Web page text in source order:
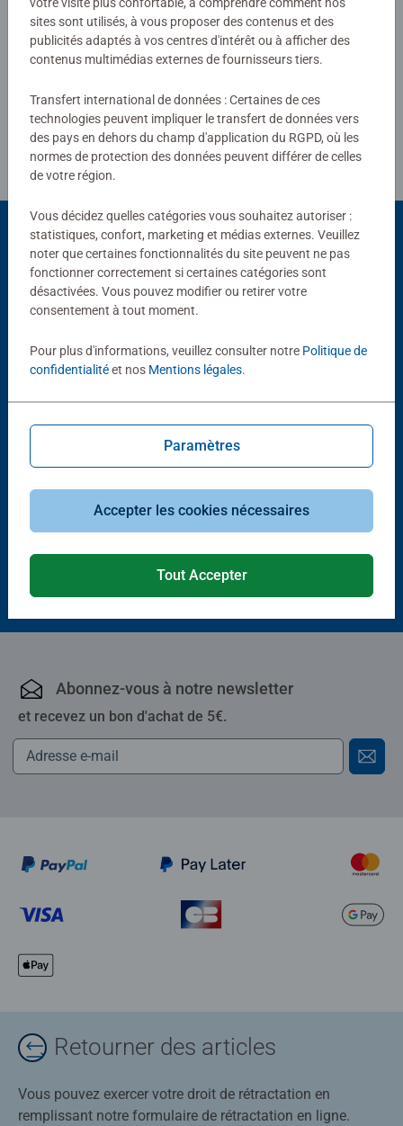
Rédiger une évaluation
Consignes d'évaluation
Choix populaires
D'autres personnes aiment aussi
Puzzle adulte
Abonnez-vous à notre newsletter
et recevez un bon d'achat de 5€.
Retourner des articles
Vous pouvez exercer votre droit de rétractation en
remplissant notre formulaire de rétractation en ligne.
sites sont utilisés, à vous proposer des contenus et des
publicités adaptés à vos centres d'intérêt ou à afficher des
contenus multimédias externes de fournisseurs tiers.
Transfert international de données : Certaines de ces
technologies peuvent impliquer le transfert de données vers
des pays en dehors du champ d'application du RGPD, où les
normes de protection des données peuvent différer de celles
de votre région.
Vous décidez quelles catégories vous souhaitez autoriser :
statistiques, confort, marketing et médias externes. Veuillez
noter que certaines fonctionnalités du site peuvent ne pas
fonctionner correctement si certaines catégories sont
désactivées. Vous pouvez modifier ou retirer votre
consentement à tout moment.
Pour plus d'informations, veuillez consulter notre Politique de
confidentialitéet nos Mentions légales.
Paramètres
Accepter les cookies nécessaires
Tout Accepter